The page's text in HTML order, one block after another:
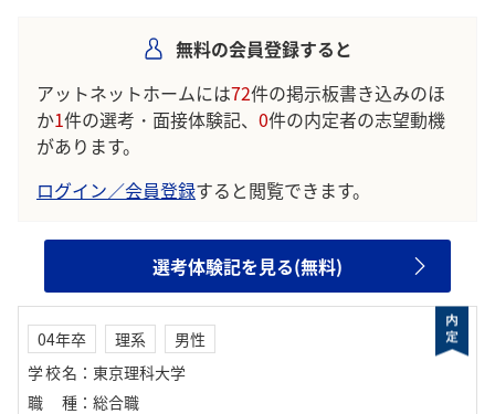
無料の会員登録すると
アットネットホームには72件の掲示板書き込みのほ
か1件の選考・面接体験記、 0件の内定者の志望動機
があります。
ログイン／会員登録すると閲覧できます。
選考体験記を見る(無料)
04年卒 理系
男性
学校名 ： 東京理科大学
職種 ： 総合職